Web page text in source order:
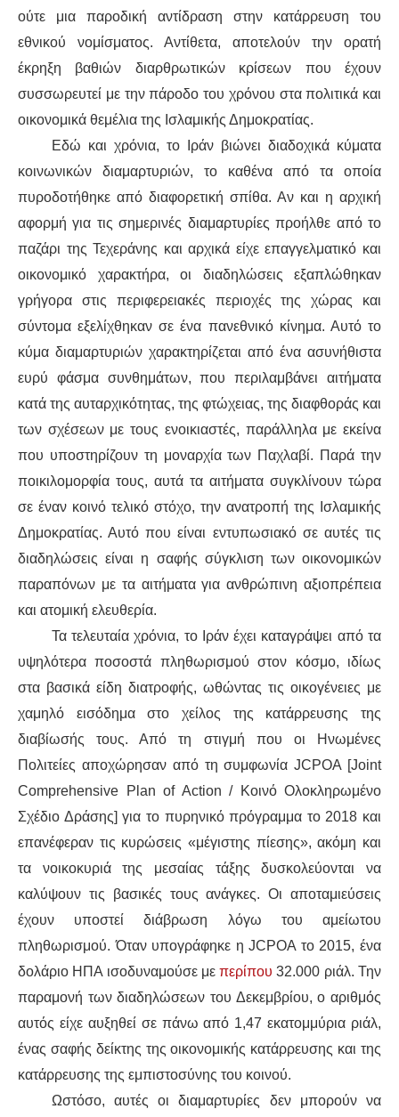
ΕΡΓΑΤΙΚΌ ΚΊΝΗΜΑ
ΚΙΝΗΤΟΠΟΙΉΣΕΙΣ
ΕΙΔΉΣΕΙΣ
ΑΝΑΚΟΙΝΏΣΕΙΣ
ΑΝΑΛΎΣΕΙΣ
ΚΙΝΉΜΑΤΑ
ΚΙΝΗΤΟΠΟΙΉΣΕΙΣ
ΕΙΔΉΣΕΙΣ
ΑΝΑΚΟΙΝΏΣΕΙΣ
ΝΕΟΛΑΊΑ
ΑΝΤΙΦΑΣΙΣΤΙΚΌ
ΑΝΤΙΡΑΤΣΙΣΤΙΚΌ
ΓΥΝΑΙΚΕΊΟ
ΠΕΡΙΒΆΛΛΟΝ
ΚΙΝΉΜΑΤΑ ΠΌΛΗΣ
ΙΣΤΟΡΊΑ / ΘΕΩΡΊΑ
ΙΣΤΟΡΊΑ
ΘΕΩΡΊΑ
ΠΟΛΙΤΙΣΜΌΣ
ΛΟΓΟΤΕΧΝΊΑ / ΤΈΧΝΗ
ΜΟΥΣΙΚΉ
ΚΙΝΗΜΑΤΟΓΡΆΦΟΣ
ούτε μια παροδική αντίδραση στην κατάρρευση του
εθνικού νομίσματος. Αντίθετα, αποτελούν την ορατή
έκρηξη βαθιών διαρθρωτικών κρίσεων που έχουν
συσσωρευτεί με την πάροδο του χρόνου στα πολιτικά και
οικονομικά θεμέλια της Ισλαμικής Δημοκρατίας.
Εδώ και χρόνια, το Ιράν βιώνει διαδοχικά κύματα
κοινωνικών διαμαρτυριών, το καθένα από τα οποία
πυροδοτήθηκε από διαφορετική σπίθα. Αν και η αρχική
αφορμή για τις σημερινές διαμαρτυρίες προήλθε από το
παζάρι της Τεχεράνης και αρχικά είχε επαγγελματικό και
οικονομικό χαρακτήρα, οι διαδηλώσεις εξαπλώθηκαν
γρήγορα στις περιφερειακές περιοχές της χώρας και
σύντομα εξελίχθηκαν σε ένα πανεθνικό κίνημα. Αυτό το
κύμα διαμαρτυριών χαρακτηρίζεται από ένα ασυνήθιστα
ευρύ φάσμα συνθημάτων, που περιλαμβάνει αιτήματα
κατά της αυταρχικότητας, της φτώχειας, της διαφθοράς και
των σχέσεων με τους ενοικιαστές, παράλληλα με εκείνα
που υποστηρίζουν τη μοναρχία των Παχλαβί. Παρά την
ποικιλομορφία τους, αυτά τα αιτήματα συγκλίνουν τώρα
σε έναν κοινό τελικό στόχο, την ανατροπή της Ισλαμικής
Δημοκρατίας. Αυτό που είναι εντυπωσιακό σε αυτές τις
διαδηλώσεις είναι η σαφής σύγκλιση των οικονομικών
παραπόνων με τα αιτήματα για ανθρώπινη αξιοπρέπεια
και ατομική ελευθερία.
Τα τελευταία χρόνια, το Ιράν έχει καταγράψει από τα
υψηλότερα ποσοστά πληθωρισμού στον κόσμο, ιδίως
στα βασικά είδη διατροφής, ωθώντας τις οικογένειες με
χαμηλό εισόδημα στο χείλος της κατάρρευσης της
διαβίωσής τους. Από τη στιγμή που οι Ηνωμένες
Πολιτείες αποχώρησαν από τη συμφωνία JCPOA [Joint
Comprehensive Plan of Action / Κοινό Ολοκληρωμένο
Σχέδιο Δράσης] για το πυρηνικό πρόγραμμα το 2018 και
επανέφεραν τις κυρώσεις «μέγιστης πίεσης», ακόμη και
τα νοικοκυριά της μεσαίας τάξης δυσκολεύονται να
καλύψουν τις βασικές τους ανάγκες. Οι αποταμιεύσεις
έχουν υποστεί διάβρωση λόγω του αμείωτου
πληθωρισμού. Όταν υπογράφηκε η JCPOA το 2015, ένα
δολάριο ΗΠΑ ισοδυναμούσε μεπερίπου 32.000 ριάλ. Την
παραμονή των διαδηλώσεων του Δεκεμβρίου, ο αριθμός
αυτός είχε αυξηθεί σε πάνω από 1,47 εκατομμύρια ριάλ,
ένας σαφής δείκτης της οικονομικής κατάρρευσης και της
κατάρρευσης της εμπιστοσύνης του κοινού.
Ωστόσο, αυτές οι διαμαρτυρίες δεν μπορούν να